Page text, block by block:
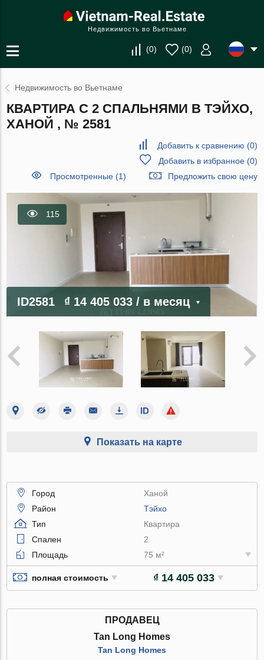
Недвижимость во Вьетнаме
(0) (0)
Недвижимость во Вьетнаме
КВАРТИРА С 2 СПАЛЬНЯМИ В ТЭЙХО,
ХАНОЙ , № 2581
Добавить к сравнению (0)
Добавить в избранное(0)
Просмотренные (1)
Предложить свою цену
115
ID2581 ₫ 14 405 033/ в месяц
Показать на карте
Город
Ханой
Район
Тэйхо
Тип
Квартира
Спален
2
Площадь
75 м²
полная стоимость ₫ 14 405 033
ПРОДАВЕЦ
Tan Long Homes
Tan Long Homes